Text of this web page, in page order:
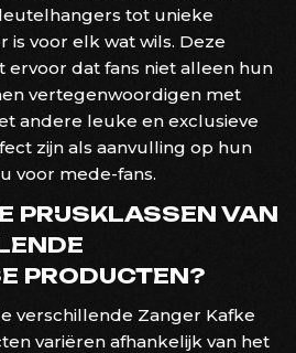
tot unieke
is voor elk wat wils. Deze
ervoor dat fans niet alleen hun
vertegenwoordigen met
andere leuke en exclusieve
zijn als aanvulling op hun
voor mede-fans.
PRIJSKLASSEN VAN
PRODUCTEN?
verschillende Zanger Kafke
variëren afhankelijk van het